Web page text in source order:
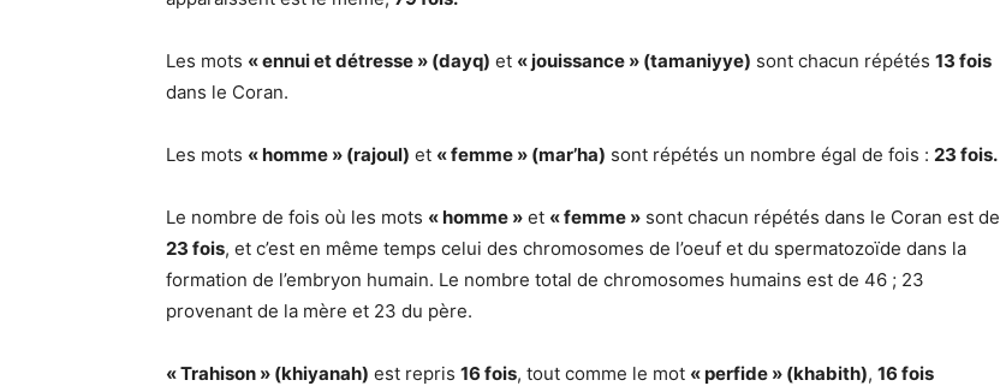
Les mots « ennui et détresse » (dayq) et « jouissance » (tamaniyye) sont chacun répétés 13 fois
dans le Coran.
Les mots « homme » (rajoul) et « femme » (mar’ha) sont répétés un nombre égal de fois : 23 fois.
Le nombre de fois où les mots « homme » et « femme » sont chacun répétés dans le Coran est de
23 fois, et c’est en même temps celui des chromosomes de l’oeuf et du spermatozoïde dans la
formation de l’embryon humain. Le nombre total de chromosomes humains est de 46 ; 23
provenant de la mère et 23 du père.
« Trahison » (khiyanah) est repris 16 fois, tout comme le mot « perfide » (khabith), 16 fois